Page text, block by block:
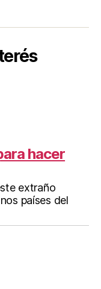
hacer
extraño
países del